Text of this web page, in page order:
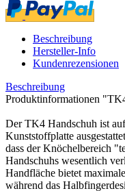
Beschreibung
Hersteller-Info
Kundenrezensionen
Beschreibung
Produktinformationen
Der TK4 Handschuh ist
Kunststoffplatte
dass der Knöchelbereich
Handschuhs wesentlich
Handfläche bietet
während das